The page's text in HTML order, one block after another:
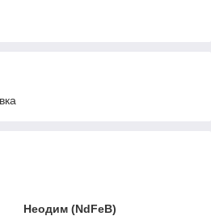
Неодим (NdFeB)